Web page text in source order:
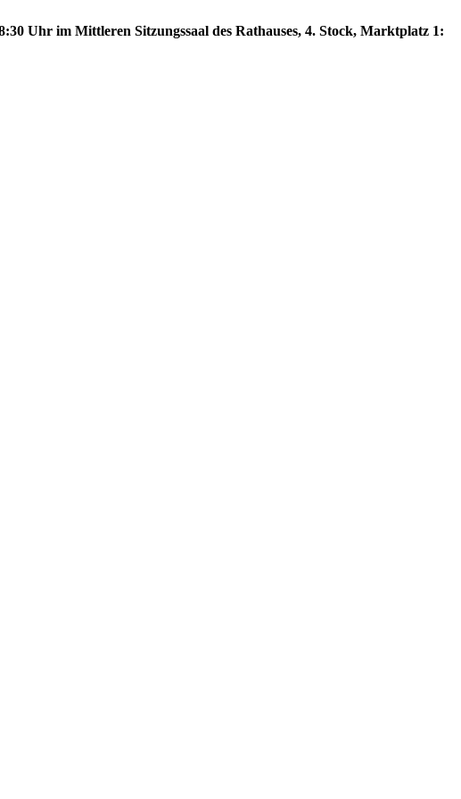
Uhr im Mittleren Sitzungssaal des Rathauses, 4. Stock, Marktplatz 1: